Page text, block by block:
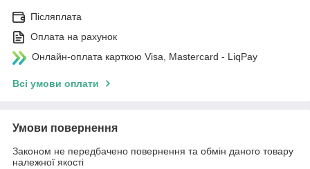
Післяплата
Оплата на рахунок
Онлайн-оплата карткою Visa, Mastercard - LiqPay
Всі умови оплати
Умови повернення
Законом не передбачено повернення та обмін даного товару
належної якості